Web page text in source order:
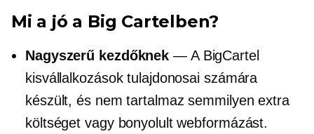
Mi a jó a Big Cartelben?
Nagyszerű kezdőknek — A BigCartel
kisvállalkozások tulajdonosai számára
készült, és nem tartalmaz semmilyen extra
költséget vagy bonyolult webformázást.